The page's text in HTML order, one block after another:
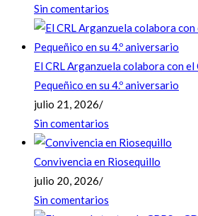
Sin comentarios
El CRL Arganzuela colabora con el
Pequeñico en su 4.º aniversario
julio 21, 2026/
Sin comentarios
Convivencia en Riosequillo
julio 20, 2026/
Sin comentarios